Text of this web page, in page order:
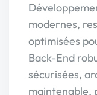
modernes,
optimisées
Back-End
sécurisées,
maintenable,